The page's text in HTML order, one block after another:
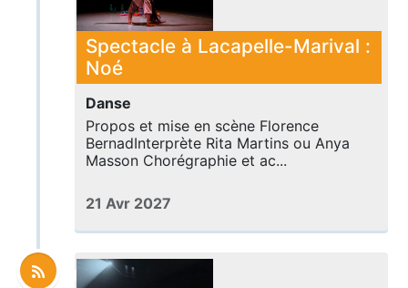
Spectacle à Lacapelle-Marival :
Noé
Danse
Propos et mise en scène Florence
BernadInterprète Rita Martins ou Anya
Masson Chorégraphie et ac...
21 Avr 2027